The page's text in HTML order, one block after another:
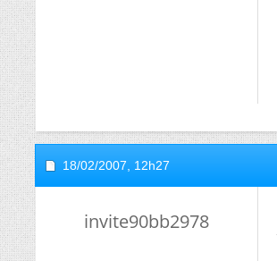
18/02/2007, 12h27
invite90bb2978